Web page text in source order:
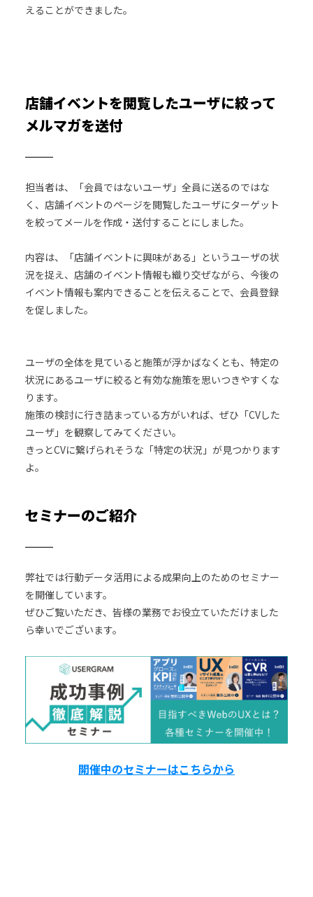
えることができました。
店舗イベントを閲覧したユーザに絞って
メルマガを送付
担当者は、「会員ではないユーザ」全員に送るのではな
く、店舗イベントのページを閲覧したユーザにターゲット
を絞ってメールを作成・送付することにしました。
内容は、「店舗イベントに興味がある」というユーザの状
況を捉え、店舗のイベント情報も織り交ぜながら、今後の
イベント情報も案内できることを伝えることで、会員登録
を促しました。
ユーザの全体を見ていると施策が浮かばなくとも、特定の
状況にあるユーザに絞ると有効な施策を思いつきやすくな
ります。
施策の検討に行き詰まっている方がいれば、ぜひ「CVした
ユーザ」を観察してみてください。
きっとCVに繋げられそうな「特定の状況」が見つかります
よ。
セミナーのご紹介
弊社では行動データ活用による成果向上のためのセミナー
を開催しています。
ぜひご覧いただき、皆様の業務でお役立ていただけました
ら幸いでございます。
開催中のセミナーはこちらから